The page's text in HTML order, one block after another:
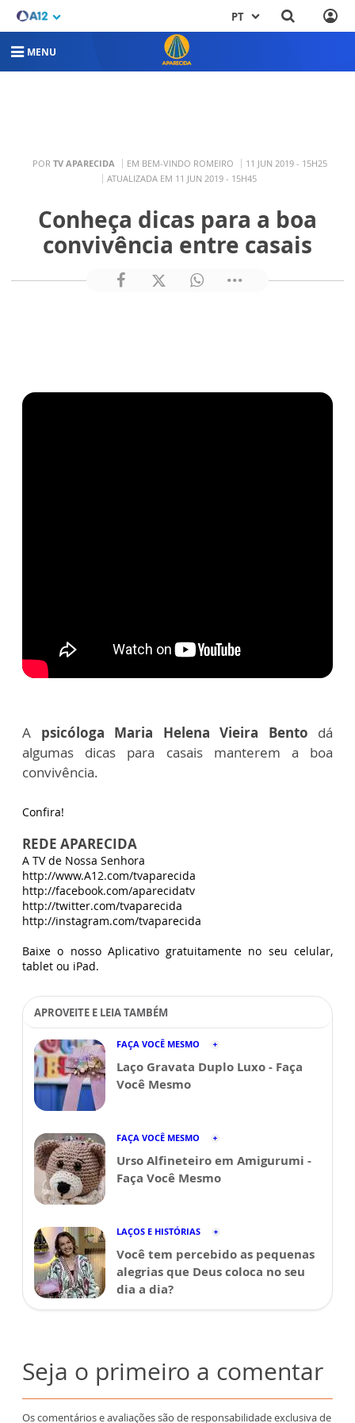
PT
MENU
POR TV APARECIDA EM BEM-VINDO ROMEIRO
11 JUN 2019 - 15H25
ATUALIZADA EM 11 JUN 2019 - 15H45
Conheça dicas para a boa
convivência entre casais
A psicóloga Maria Helena Vieira Bento dá
algumas dicas para casais manterem a boa
convivência.
Confira!
REDE APARECIDA
A TV de Nossa Senhora
http://www.A12.com/tvaparecida
http://facebook.com/aparecidatv
http://twitter.com/tvaparecida
http://instagram.com/tvaparecida
Baixe o nosso Aplicativo gratuitamente no seu celular,
tablet ou iPad.
APROVEITE E LEIA TAMBÉM
FAÇA VOCÊ MESMO
Laço Gravata Duplo Luxo - Faça
Você Mesmo
FAÇA VOCÊ MESMO
Urso Alfineteiro em Amigurumi -
Faça Você Mesmo
LAÇOS E HISTÓRIAS
Você tem percebido as pequenas
alegrias que Deus coloca no seu
dia a dia?
Seja o primeiro a comentar
Os comentários e avaliações são de responsabilidade exclusiva de